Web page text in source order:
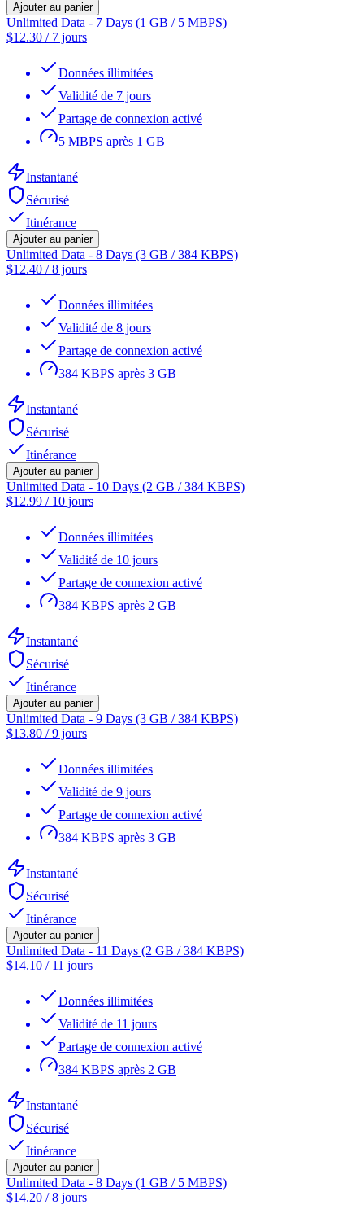
Ajouter au panier
Unlimited Data - 7 Days (1 GB / 5 MBPS)
$12.30 / 7 jours
Données illimitées
Validité de 7 jours
Partage de connexion activé
5 MBPS après 1 GB
Instantané
Sécurisé
Itinérance
Ajouter au panier
Unlimited Data - 8 Days (3 GB / 384 KBPS)
$12.40 /8 jours
Données illimitées
Validité de 8 jours
Partage de connexion activé
384 KBPS après 3 GB
Instantané
Sécurisé
Itinérance
Ajouter au panier
Unlimited Data - 10 Days (2 GB / 384 KBPS)
$12.99 / 10 jours
Données illimitées
Validité de 10 jours
Partage de connexion activé
384 KBPS après 2 GB
Instantané
Sécurisé
Itinérance
Ajouter au panier
Unlimited Data - 9 Days (3 GB / 384 KBPS)
$13.80 /9 jours
Données illimitées
Validité de 9 jours
Partage de connexion activé
384 KBPS après 3 GB
Instantané
Sécurisé
Itinérance
Ajouter au panier
Unlimited Data - 11 Days (2 GB / 384 KBPS)
$14.10 / 11 jours
Données illimitées
Validité de 11 jours
Partage de connexion activé
384 KBPS après 2 GB
Instantané
Sécurisé
Itinérance
Ajouter au panier
Unlimited Data - 8 Days (1 GB / 5 MBPS)
$14.20 /8 jours